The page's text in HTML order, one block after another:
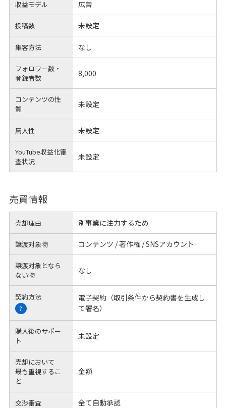
収益モデル 広告
投稿数 未設定
集客方法 なし
フォロワー数・
登録者数
8,000
コンテンツの性
質
未設定
属人性 未設定
YouTube収益化審
査状況
未設定
売買情報
売却理由 別事業に注力するため
譲渡対象物 コンテンツ / 著作権 / SNSアカウント
譲渡対象となら
ない物
なし
契約方法
?
電子契約（取引条件から契約書を生成し
て署名）
購入後のサポー
ト
未設定
売却において
最も重視するこ
と
金額
交渉審査 全て自動承認